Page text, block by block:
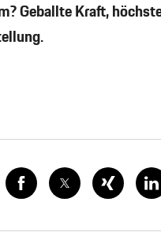
Geballte Kraft,